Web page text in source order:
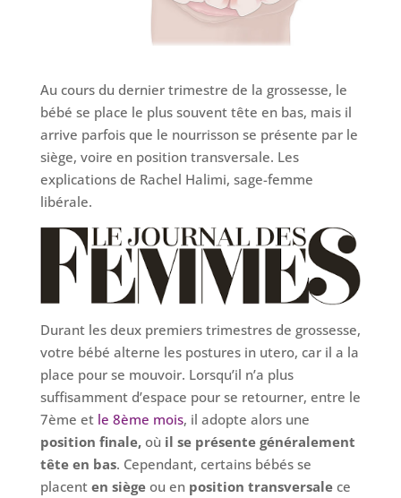
Au cours du dernier trimestre de la grossesse, le
bébé se place le plus souvent tête en bas, mais il
arrive parfois que le nourrisson se présente par le
siège, voire en position transversale. Les
explications de Rachel Halimi, sage-femme
libérale.
Durant les deux premiers trimestres de grossesse,
votre bébé alterne les postures in utero, car il a la
place pour se mouvoir. Lorsqu’il n’a plus
suffisamment d’espace pour se retourner, entre le
7ème et le 8ème mois, il adopte alors une
position finale,où il se présente généralement
tête en bas. Cependant, certains bébés se
placent en siègeou en position transversalece